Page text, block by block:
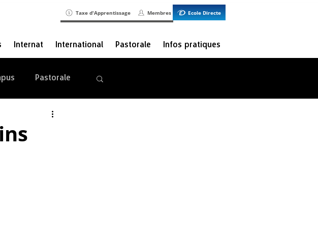
Taxe d'Apprentissage Membres Ecole Directe
Internat International Pastorale Infos pratiques
Pastorale